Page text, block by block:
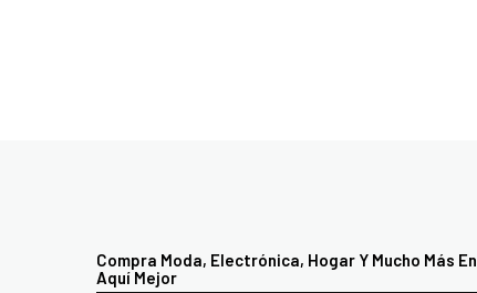
Compra Moda, Electrónica, Hogar Y Mucho Más En
Aquí Mejor